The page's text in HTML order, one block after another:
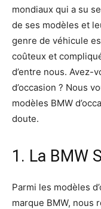
mondiaux qui a su
de ses modèles et
genre de véhicule
coûteux et
d’entre nous. Avez-
d’occasion ? Nous
modèles BMW
doute.
1. La BMW
Parmi les modèles
marque BMW, nous